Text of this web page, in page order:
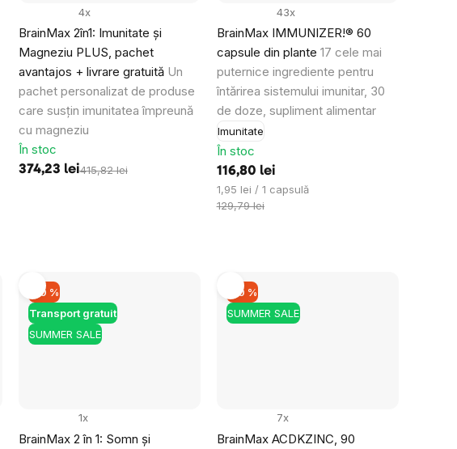
BrainMax 2în1: Imunitate și
Magneziu PLUS, pachet
avantajos + livrare gratuită Un
pachet personalizat de produse
care susțin imunitatea împreună
cu magneziu
4x
În stoc
374,23 lei415,82 lei
BrainMax IMMUNIZER!® 60
capsule din plante 17 cele mai
puternice ingrediente pentru
întărirea sistemului imunitar, 30
de doze, supliment alimentar
Imunitate
43x
În stoc
116,80 lei
Evaluare
preţ:
1,95 lei / 1 capsulă
129,79 lei
SUMMER SALE
Transport gratuit
–10 %
BrainMax 2 în 1: Somn și
1x
SUMMER SALE
–10 %
BrainMax ACDKZINC, 90
7x